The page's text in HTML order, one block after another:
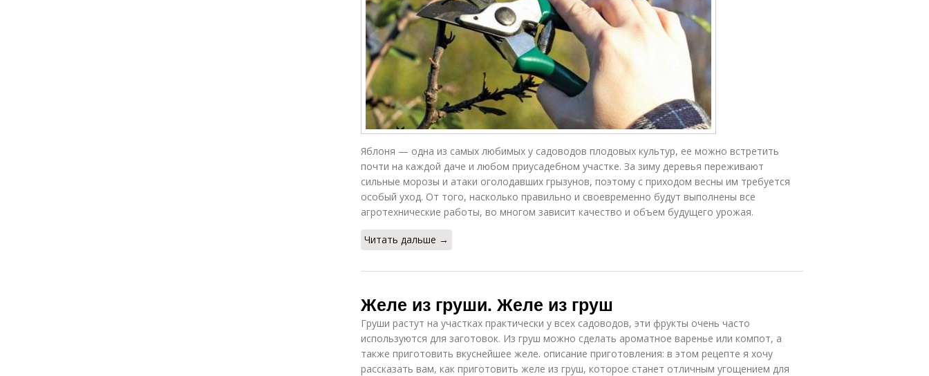
Яблоня — одна из самых любимых у садоводов плодовых культур, ее можно встретить
почти на каждой даче и любом приусадебном участке. За зиму деревья переживают
сильные морозы и атаки оголодавших грызунов, поэтому с приходом весны им требуется
особый уход. От того, насколько правильно и своевременно будут выполнены все
агротехнические работы, во многом зависит качество и объем будущего урожая.
Читать дальше →
Желе из груши. Желе из груш
Груши растут на участках практически у всех садоводов, эти фрукты очень часто
используются для заготовок. Из груш можно сделать ароматное варенье или компот, а
также приготовить вкуснейшее желе. описание приготовления: в этом рецепте я хочу
рассказать вам, как приготовить желе из груш, которое станет отличным угощением для